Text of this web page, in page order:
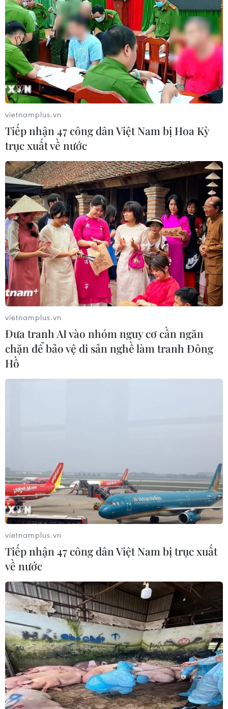
TIN CÙNG CHUYÊN MỤC
Giá dầu thô biến động nhẹ khi triển
vọng đàm phán Trung Đông vẫn khó
đoán
06/08/2026 00:26
Giá vàng thế giới tăng mạnh nhất kể
Đưa gốm sứ Bình Dương vào mạng
05/08/2026 11:36
Trung Quốc sẽ đáp trả các biện pháp
hạn chế của Mỹ
05/08/2026 11:01
Phê duyệt Điều chỉnh Quy hoạch
chung Khu kinh tế Vũng Áng đến
năm 2050
05/08/2026 10:07
Nghị quyết 10-NQ/TW: FDI tiếp tục
là điểm sáng trong bức tranh kinh tế
Việt Nam
05/08/2026 09:08
vietnamplus.vn
Tiếp nhận 47 công dân Việt Nam bị Hoa Kỳ
trục xuất về nước
vietnamplus.vn
Đưa tranh AI vào nhóm nguy cơ cần ngăn
chặn để bảo vệ di sản nghề làm tranh Đông
Hồ
vietnamplus.vn
Tiếp nhận 47 công dân Việt Nam bị trục xuất
về nước